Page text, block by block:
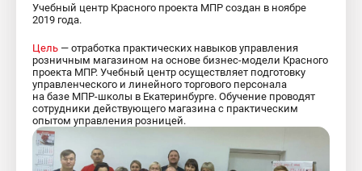
Учебный центр Красного проекта МПР создан в ноябре
2019 года.
Цель — отработка практических навыков управления
розничным магазином на основе бизнес-модели Красного
проекта МПР. Учебный центр осуществляет подготовку
управленческого и линейного торгового персонала
на базе МПР-школы в Екатеринбурге. Обучение проводят
сотрудники действующего магазина с практическим
опытом управления розницей.